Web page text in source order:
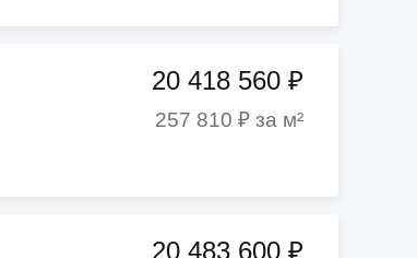
20 418 560 ₽
257 810 ₽ за м²
20 483 600 ₽